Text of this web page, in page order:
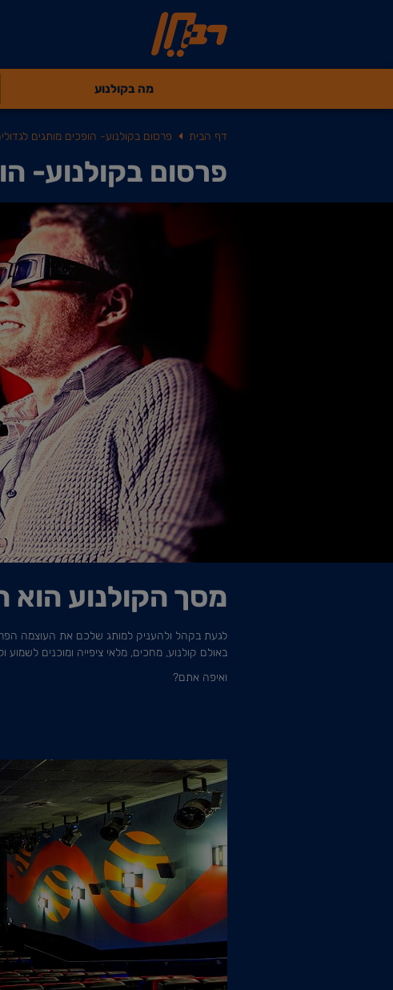
מה בקולנוע
דף הבית פרסום בקולנוע- הופכים מותגים
פרסום בקולנוע-
מסך הקולנוע הוא
לגעת בקהל ולהעניק למותג שלכם את העוצמה
באולם קולנוע, מחכים, מלאי ציפייה ומוכנים
ואיפה אתם?